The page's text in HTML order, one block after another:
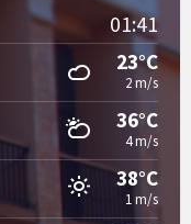
01:41
23°C
2 m/s
36°C
4 m/s
38°C
1 m/s